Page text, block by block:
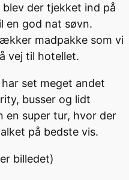
der tjekket ind på
en god nat søvn.
madpakke som vi
vej til hotellet.
set meget andet
busser og lidt
en super tur, hvor der
på bedste vis.
billedet)